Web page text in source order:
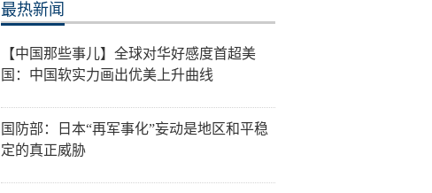
最热新闻
【中国那些事儿】全球对华好感度首超美
国：中国软实力画出优美上升曲线
国防部：日本“再军事化”妄动是地区和平稳
定的真正威胁